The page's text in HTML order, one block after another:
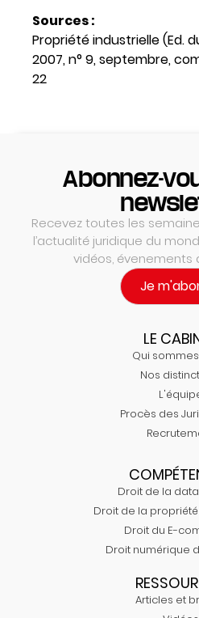
Sources :
Propriété industrielle (Ed.
2007, n° 9, septembre,
22
Abonnez-
Recevez toutes les
l’actualité juridique du
vidéos, évenements
Je
LE
Qui
Nos
Procès des
Droit de la
Droit de la
Droit du E-
Droit numérique
Articles et